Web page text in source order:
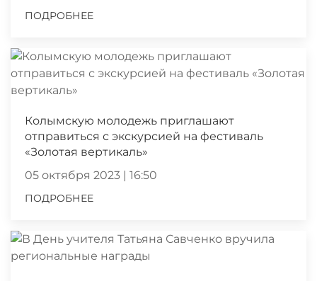
ПОДРОБНЕЕ
Колымскую молодежь приглашают
отправиться с экскурсией на фестиваль
«Золотая вертикаль»
05 октября 2023 | 16:50
ПОДРОБНЕЕ